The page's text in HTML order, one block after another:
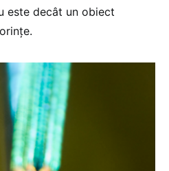
este decât un obiect